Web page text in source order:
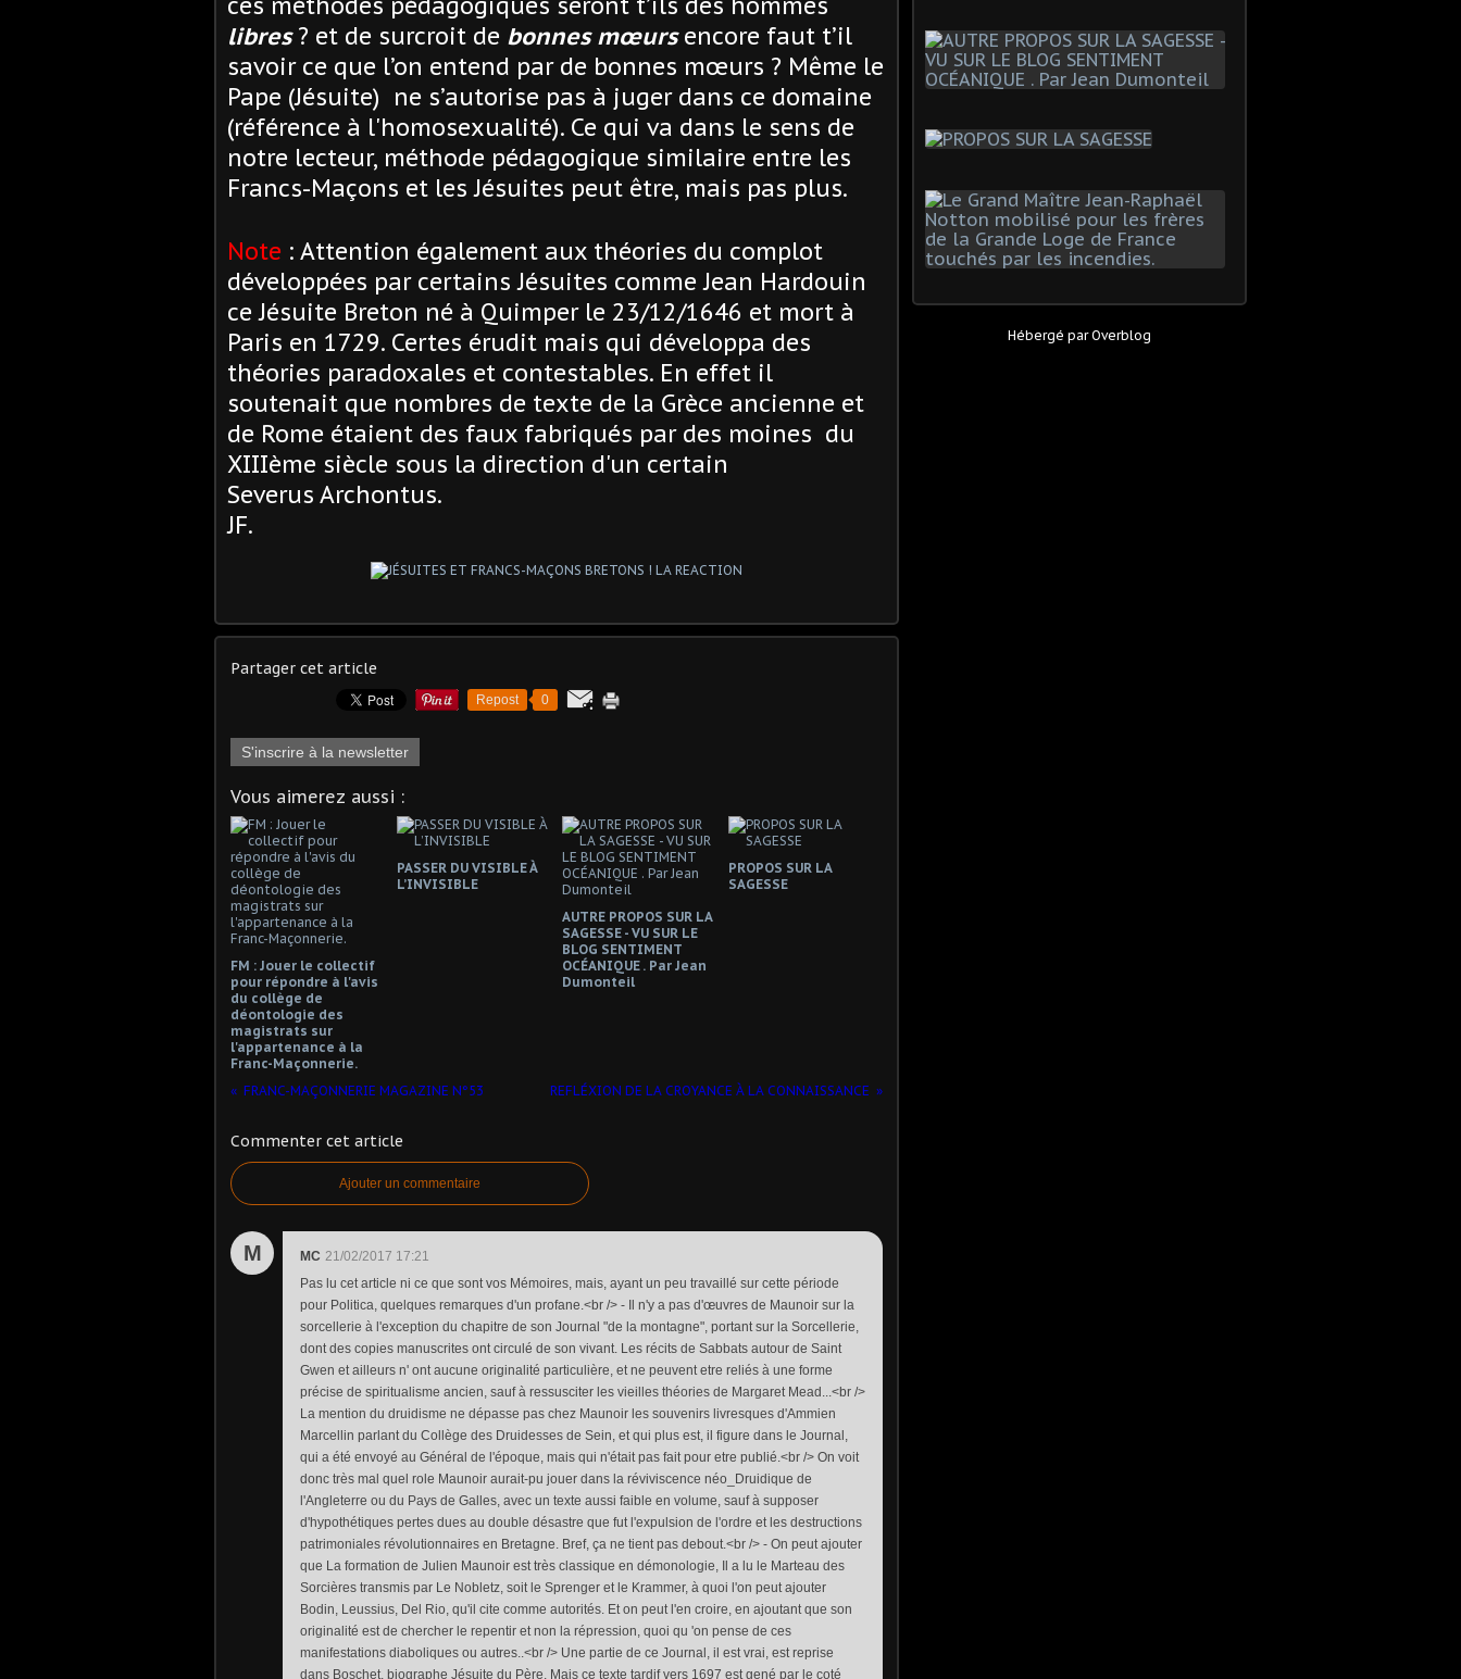
libres? et de surcroit de bonnes mœursencore faut t’il
savoir ce que l’on entend par de bonnes mœurs ? Même le
Pape (Jésuite) ne s’autorise pas à juger dans ce domaine
(référence à l'homosexualité). Ce qui va dans le sens de
notre lecteur, méthode pédagogique similaire entre les
Francs-Maçons et les Jésuites peut être, mais pas plus.
Note : Attention également aux théories du complot
développées par certains Jésuites comme Jean Hardouin
ce Jésuite Breton né à Quimper le 23/12/1646 et mort à
Paris en 1729. Certes érudit mais qui développa des
théories paradoxales et contestables. En effet il
soutenait que nombres de texte de la Grèce ancienne et
de Rome étaient des faux fabriqués par des moines du
XIIIème siècle sous la direction d'un certain
Severus Archontus.
JF.
Partager cet article
Repost 0
S'inscrire à la newsletter
Vous aimerez aussi :
FM : Jouer le collectif
pour répondre à l'avis
du collège de
déontologie des
magistrats sur
l'appartenance à la
Franc-Maçonnerie.
PASSER DU VISIBLE À
L’INVISIBLE
AUTRE PROPOS SUR LA
SAGESSE - VU SUR LE
BLOG SENTIMENT
OCÉANIQUE . Par Jean
Dumonteil
PROPOS SUR LA
SAGESSE
FRANC-MAÇONNERIE MAGAZINE N°53 REFLÉXION DE LA CROYANCE À LA CONNAISSANCE
Commenter cet article
Ajouter un commentaire
M MC 21/02/2017 17:21
Pas lu cet article ni ce que sont vos Mémoires, mais, ayant un peu travaillé sur cette période
pour Politica, quelques remarques d'un profane.<br /> - Il n'y a pas d'œuvres de Maunoir sur la
sorcellerie à l'exception du chapitre de son Journal "de la montagne", portant sur la Sorcellerie,
dont des copies manuscrites ont circulé de son vivant. Les récits de Sabbats autour de Saint
Gwen et ailleurs n' ont aucune originalité particulière, et ne peuvent etre reliés à une forme
précise de spiritualisme ancien, sauf à ressusciter les vieilles théories de Margaret Mead...<br />
La mention du druidisme ne dépasse pas chez Maunoir les souvenirs livresques d'Ammien
Marcellin parlant du Collège des Druidesses de Sein, et qui plus est, il figure dans le Journal,
qui a été envoyé au Général de l'époque, mais qui n'était pas fait pour etre publié.<br /> On voit
donc très mal quel role Maunoir aurait-pu jouer dans la réviviscence néo_Druidique de
l'Angleterre ou du Pays de Galles, avec un texte aussi faible en volume, sauf à supposer
d'hypothétiques pertes dues au double désastre que fut l'expulsion de l'ordre et les destructions
patrimoniales révolutionnaires en Bretagne. Bref, ça ne tient pas debout.<br /> - On peut ajouter
que La formation de Julien Maunoir est très classique en démonologie, Il a lu le Marteau des
Sorcières transmis par Le Nobletz, soit le Sprenger et le Krammer, à quoi l'on peut ajouter
Bodin, Leussius, Del Rio, qu'il cite comme autorités. Et on peut l'en croire, en ajoutant que son
originalité est de chercher le repentir et non la répression, quoi qu 'on pense de ces
manifestations diaboliques ou autres..<br /> Une partie de ce Journal, il est vrai, est reprise
dans Boschet, biographe Jésuite du Père, Mais ce texte tardif vers 1697 est gené par le coté
Hébergé parOverblog